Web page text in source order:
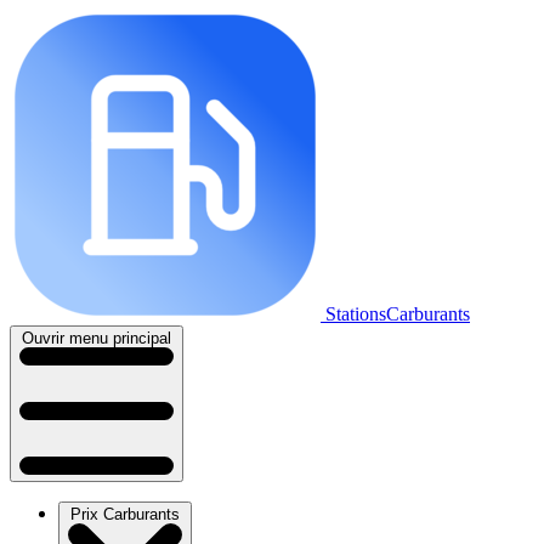
StationsCarburants
Ouvrir menu principal
Prix Carburants